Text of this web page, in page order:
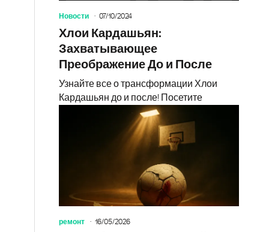
Новости 07/10/2024
Хлои Кардашьян:
Захватывающее
Преображение До и После
Узнайте все о трансформации Хлои
Кардашьян до и после! Посетите
ремонт 16/05/2026